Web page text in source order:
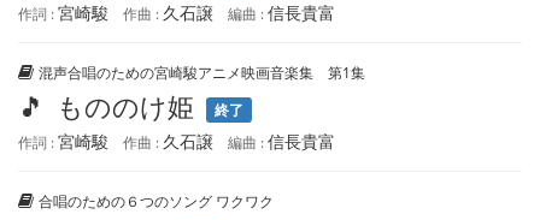
作詞 :宮崎駿 作曲 : 久石譲 編曲 :信長貴富
混声合唱のための宮崎駿アニメ映画音楽集 第1集
🎵 もののけ姫 終了
作詞 :宮崎駿 作曲 : 久石譲 編曲 :信長貴富
合唱のための６つのソング ワクワク